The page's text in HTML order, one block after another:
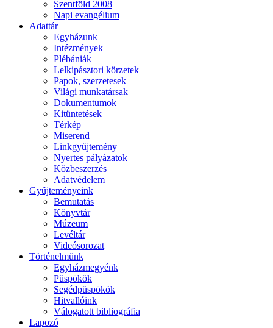
Szentföld 2008
Napi evangélium
Adattár
Egyházunk
Intézmények
Plébániák
Lelkipásztori körzetek
Papok, szerzetesek
Világi munkatársak
Dokumentumok
Kitüntetések
Térkép
Miserend
Linkgyűjtemény
Nyertes pályázatok
Közbeszerzés
Adatvédelem
Gyűjteményeink
Bemutatás
Könyvtár
Múzeum
Levéltár
Videósorozat
Történelmünk
Egyházmegyénk
Püspökök
Segédpüspökök
Hitvallóink
Válogatott bibliográfia
Lapozó